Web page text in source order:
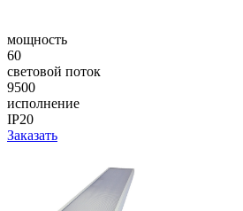
мощность
60
световой поток
9500
исполнение
IP20
Заказать